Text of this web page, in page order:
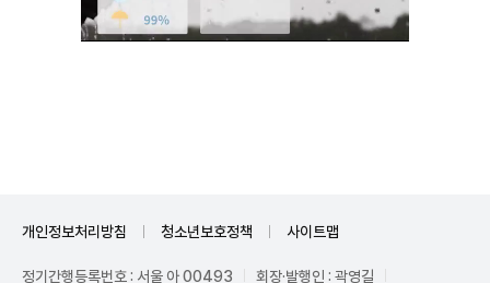
개인정보처리방침 청소년보호정책 사이트맵
정기간행등록번호 : 서울 아 00493 회장·발행인 : 곽영길